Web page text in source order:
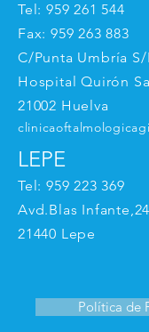
Tel: 959 261 544
Fax: 959 263 883
C/Punta Umbría S/
Hospital Quirón
21002 Huelva
LEPE
Tel: 959 223 369
Avd.Blas Infante,24
21440 Lepe
Política de